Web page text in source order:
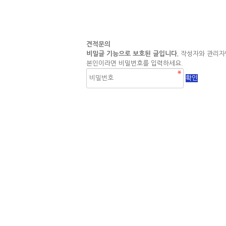
견적문의
비밀글 기능으로 보호된 글입니다.
작성자와 관리
본인이라면 비밀번호를 입력하세요.